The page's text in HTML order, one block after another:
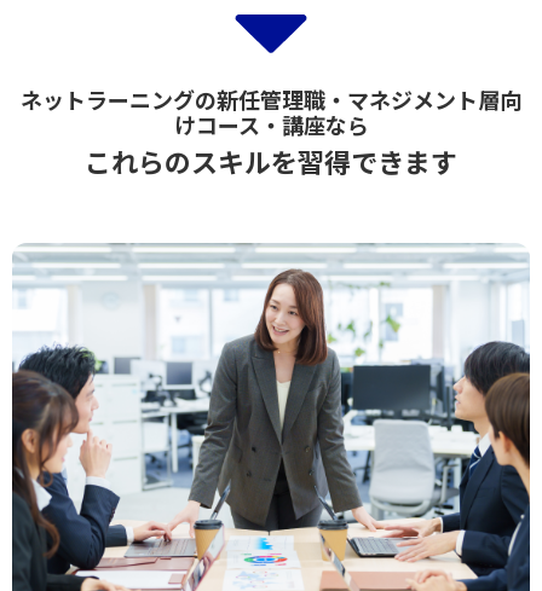
ネットラーニングの新任管理職・マネジメント層向
けコース・講座なら
これらのスキルを習得できます